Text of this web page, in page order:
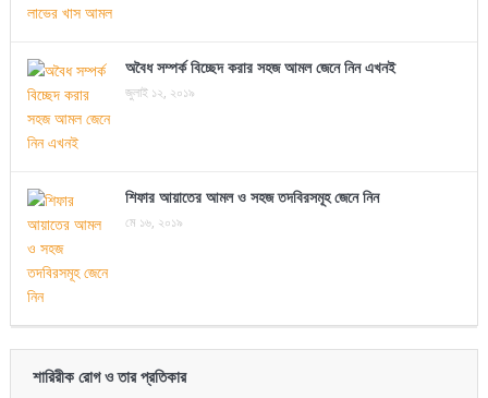
অবৈধ সম্পর্ক বিচ্ছেদ করার সহজ আমল জেনে নিন এখনই
জুলাই ১২, ২০১৯
শিফার আয়াতের আমল ও সহজ তদবিরসমূহ জেনে নিন
মে ১৬, ২০১৯
শারিরীক রোগ ও তার প্রতিকার